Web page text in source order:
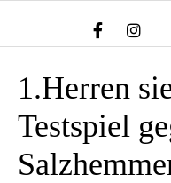
1.Herren
Testspiel